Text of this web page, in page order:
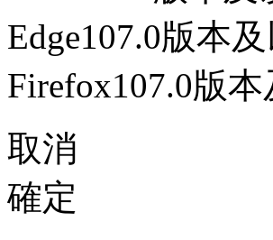
Edge107.0版本
Firefox107.0版本
取消
確定